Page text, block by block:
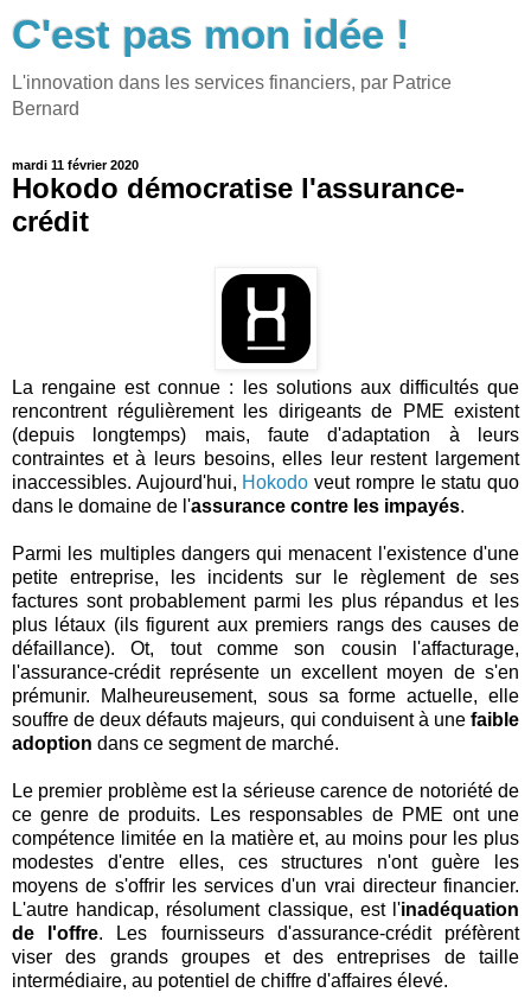
C'est pas mon idée !
L'innovation dans les services financiers, par Patrice
Bernard
mardi 11 février 2020
Hokodo démocratise l'assurance-
crédit
La rengaine est connue : les solutions aux difficultés que
rencontrent régulièrement les dirigeants de PME existent
(depuis longtemps) mais, faute d'adaptation à leurs
contraintes et à leurs besoins, elles leur restent largement
inaccessibles. Aujourd'hui, Hokodo veut rompre le statu quo
dans le domaine de l'assurance contre les impayés.
Parmi les multiples dangers qui menacent l'existence d'une
petite entreprise, les incidents sur le règlement de ses
factures sont probablement parmi les plus répandus et les
plus létaux (ils figurent aux premiers rangs des causes de
défaillance). Ot, tout comme son cousin l'affacturage,
l'assurance-crédit représente un excellent moyen de s'en
prémunir. Malheureusement, sous sa forme actuelle, elle
souffre de deux défauts majeurs, qui conduisent à une faible
adoption dans ce segment de marché.
Le premier problème est la sérieuse carence de notoriété de
ce genre de produits. Les responsables de PME ont une
compétence limitée en la matière et, au moins pour les plus
modestes d'entre elles, ces structures n'ont guère les
moyens de s'offrir les services d'un vrai directeur financier.
L'autre handicap, résolument classique, est l'inadéquation
de l'offre. Les fournisseurs d'assurance-crédit préfèrent
viser des grands groupes et des entreprises de taille
intermédiaire, au potentiel de chiffre d'affaires élevé.